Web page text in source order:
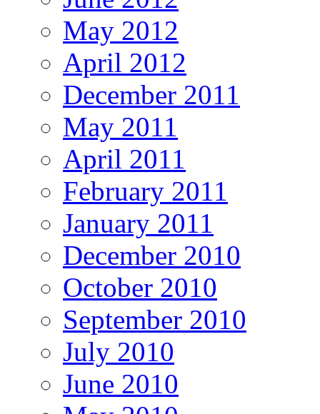
May 2012
April 2012
December 2011
May 2011
April 2011
February 2011
January 2011
December 2010
October 2010
September 2010
July 2010
June 2010